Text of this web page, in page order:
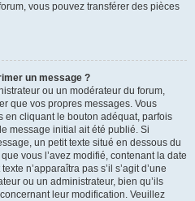
vous pouvez transférer des pièces
un message ?
ou un modérateur du forum,
que vos propres messages. Vous
en cliquant le bouton adéquat, parfois
message initial ait été publié. Si
un petit texte situé en dessous du
vous l’avez modifié, contenant la date
n’apparaîtra pas s’il s’agit d’une
ou un administrateur, bien qu’ils
leur modification. Veuillez